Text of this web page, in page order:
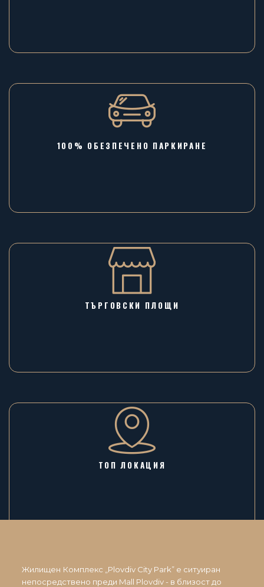
100% ОБЕЗПЕЧЕНО ПАРКИРАНЕ
ТЪРГОВСКИ ПЛОЩИ
ТОП ЛОКАЦИЯ
Жилищен Комплекс „Plovdiv City Park” е ситуиран
непосредствено преди Mall Plovdiv - в близост до